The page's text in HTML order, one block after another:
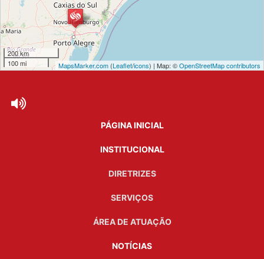
200 km
100 mi
MapsMarker.com (Leaflet/icons) | Map: ©OpenStreetMap contributors
PÁGINA INICIAL
INSTITUCIONAL
DIRETRIZES
SERVIÇOS
ÁREA DE ATUAÇÃO
NOTÍCIAS